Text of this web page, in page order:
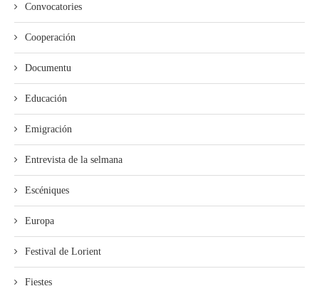
Convocatories
Cooperación
Documentu
Educación
Emigración
Entrevista de la selmana
Escéniques
Europa
Festival de Lorient
Fiestes